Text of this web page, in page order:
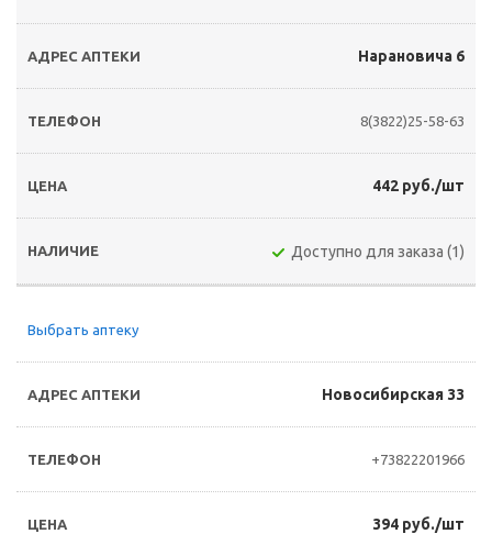
Нарановича 6
8(3822)25-58-63
442 руб./шт
Доступно для заказа (1)
Выбрать аптеку
Новосибирская 33
+73822201966
394 руб./шт